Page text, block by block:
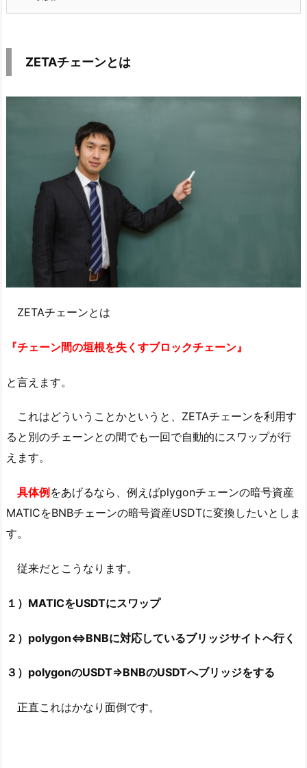
ZETAチェーンとは
ZETAチェーンとは
『チェーン間の垣根を失くすブロックチェーン』
と言えます。
これはどういうことかというと、ZETAチェーンを利用す
ると別のチェーンとの間でも一回で自動的にスワップが行
えます。
具体例 をあげるなら、例えばplygonチェーンの暗号資産
MATICをBNBチェーンの暗号資産USDTに変換したいとしま
す。
従来だとこうなります。
１）MATICをUSDTにスワップ
２）polygon⇔BNBに対応しているブリッジサイトへ行く
３）polygonのUSDT⇒BNBのUSDTへブリッジをする
正直これはかなり面倒です。